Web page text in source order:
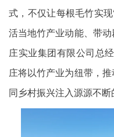
式，不仅让每根毛竹实
活当地竹产业动能、带
庄实业集团有限公司总
庄将以竹产业为纽带，
同乡村振兴注入源源不断